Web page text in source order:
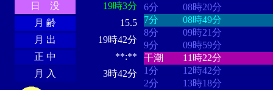
日 没
19時3分
月 齢
15.5
月 出
19時42分
正 中
**:**
月 入
3時42分
6分
08時20分
7分
08時49分
8分
09時21分
9分
09時59分
干潮
11時22分
1分
12時42分
2分
13時18分